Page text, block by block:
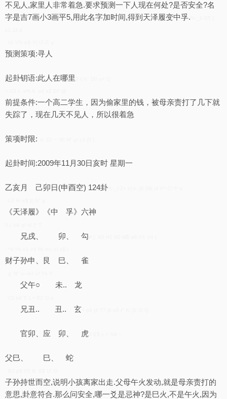
不见人,家里人非常着急.要求预测一下人现在何处?是否安全?名
字是吉7画小3画平5,用此名字加时间,得到天泽履变中孚.
预测策项:寻人
起卦钥语:此人在哪里
前提条件:一个高二学生，因为偷家里的钱，被母亲责打了几下就
失踪了，现在几天不见人，所以很着急
策项时限:
起卦时间:2009年11月30日亥时 星期一
乙亥月 己卯日(申酉空) 124卦
《天泽履》《中 孚》六神
兄戌、 卯、 勾
财子孙申、艮 巳、 雀
父午○ 未.. 龙
兄丑.. 丑.. 玄
官卯、应 卯、 虎
父巳、 巳、 蛇
子孙持世而空,说明小孩离家出走.父母午火发动,就是母亲责打的
意思,卦意符合.那么问安全,哪一爻是忌神?是巳火,不是午火,因为